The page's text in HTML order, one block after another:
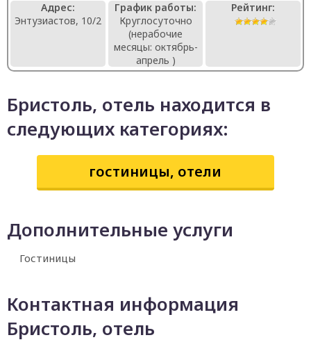
Адрес:
Энтузиастов, 10/2
График работы:
Круглосуточно
(нерабочие
месяцы: октябрь-
апрель )
Рейтинг:
Бристоль, отель находится в
следующих категориях:
гостиницы, отели
Дополнительные услуги
Гостиницы
Контактная информация
Бристоль, отель